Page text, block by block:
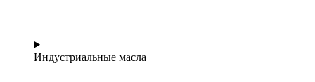
Индустриальные масла